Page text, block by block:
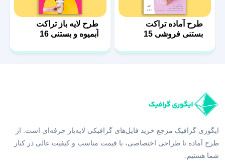
طرح آماده تراکت
بستنی فروشی 15
طرح لایه باز تراکت
آبمیوه و بستنی 16
ایگوری گرافیک مرجع خرید فایل‌های گرافیکی لایه‌باز حرفه‌ای است. از
طرح آماده تا طراحی اختصاصی، با قیمت مناسب و کیفیت عالی در کنار
شما هستیم.